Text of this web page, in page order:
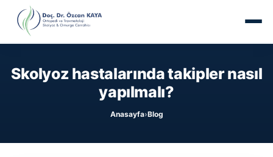
Skolyoz hastalarında takipler nasıl
yapılmalı?
Anasayfa›Blog